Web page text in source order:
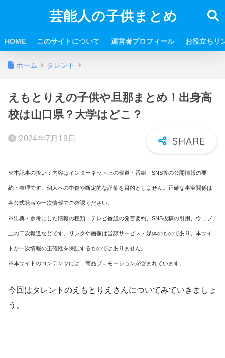
芸能人の子供まとめ
HOME このサイトについて 運営者プロフィール お役立ちリ
ホーム タレント
えもとりえの子供や旦那まとめ！出身高
校は山口県？大学はどこ？
2024年7月19日
※本記事の扱い：内容はインターネット上の報道・番組・SNS等の公開情報の要
約・整理です。個人への中傷や断定的な評価を目的としません。正確な事実関係は
各公式発表や一次情報でご確認ください。
※出典・参考にした情報の種類：テレビ番組の発言要約、SNS投稿の引用、ウェブ
上の二次報道などです。リンクや画像は当該サービス・媒体のものであり、本サイ
トが一次情報の正確性を保証するものではありません。
※本サイトのコンテンツには、商品プロモーションが含まれています。
今回はタレントのえもとりえさんについてみていきましょ
う。